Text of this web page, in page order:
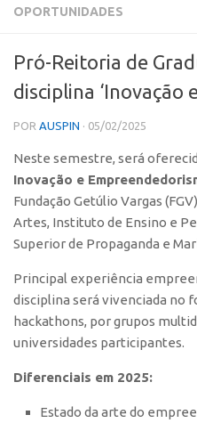
Institucional
Polo Lorena
Polo Ribeirão Preto
Polo São Carlos
Programas
Bolsa
Bolsa Startup USP
Conexão USP
Conexão Inter-USP
OPORTUNIDADES
Pró-Reitoria de
disciplina ‘Inovação
POR AUSPIN · 05/02/2025
Neste semestre, será
Inovação e
Fundação Getúlio Vargas
Artes, Instituto de Ensino e
Superior de Propaganda e
Principal experiência
disciplina será vivenciada no
hackathons, por grupos
universidades participantes.
Diferenciais em 2025:
Estado da arte do